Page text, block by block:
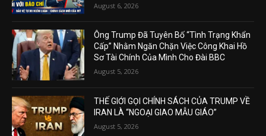
August 6, 2026
Ông Trump Đã Tuyên Bố “Tình Trạng Khẩn
Cấp” Nhằm Ngăn Chặn Việc Công Khai Hồ
Sơ Tài Chính Của Mình Cho Đài BBC
August 5, 2026
THẾ GIỚI GỌI CHÍNH SÁCH CỦA TRUMP VỀ
IRAN LÀ “NGOẠI GIAO MẪU GIÁO”
August 5, 2026